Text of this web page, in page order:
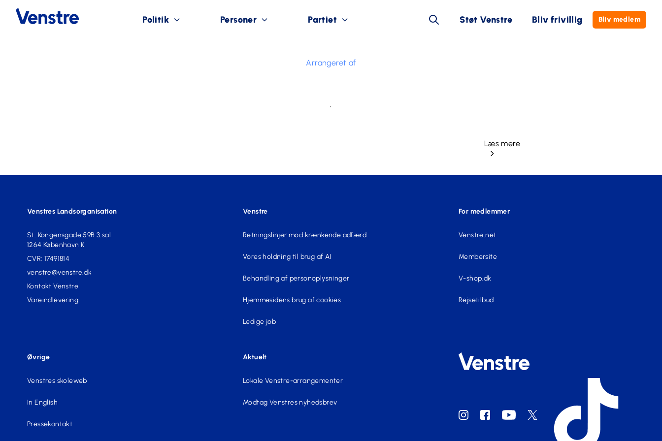
Politik Personer Partiet Støt Venstre Bliv frivillig Bliv medlem
Arrangeret af
,
Læs mere
Venstres Landsorganisation
St. Kongensgade 59B 3.sal
1264 København K
CVR: 17491814
venstre@venstre.dk
Kontakt Venstre
Vareindlevering
Venstre
Retningslinjer mod krænkende adfærd
Vores holdning til brug af AI
Behandling af personoplysninger
Hjemmesidens brug af cookies
Ledige job
For medlemmer
Venstre.net
Membersite
V-shop.dk
Rejsetilbud
Øvrige
Venstres skoleweb
In English
Pressekontakt
Aktuelt
Lokale Venstre-arrangementer
Modtag Venstres nyhedsbrev